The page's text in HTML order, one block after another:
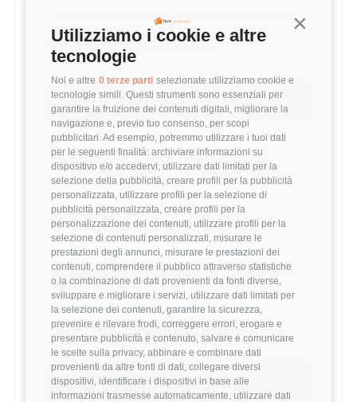
Continua
Utilizziamo i cookie e altre
tecnologie
Noi e altre 0 terze parti selezionate utilizziamo cookie e
tecnologie simili. Questi strumenti sono essenziali per
garantire la fruizione dei contenuti digitali, migliorare la
navigazione e, previo tuo consenso, per scopi
pubblicitari. Ad esempio, potremmo utilizzare i tuoi dati
per le seguenti finalità: archiviare informazioni su
dispositivo e/o accedervi, utilizzare dati limitati per la
selezione della pubblicità, creare profili per la pubblicità
personalizzata, utilizzare profili per la selezione di
pubblicità personalizzata, creare profili per la
personalizzazione dei contenuti, utilizzare profili per la
selezione di contenuti personalizzati, misurare le
prestazioni degli annunci, misurare le prestazioni dei
contenuti, comprendere il pubblico attraverso statistiche
o la combinazione di dati provenienti da fonti diverse,
sviluppare e migliorare i servizi, utilizzare dati limitati per
la selezione dei contenuti, garantire la sicurezza,
prevenire e rilevare frodi, correggere errori, erogare e
presentare pubblicità e contenuto, salvare e comunicare
le scelte sulla privacy, abbinare e combinare dati
provenienti da altre fonti di dati, collegare diversi
dispositivi, identificare i dispositivi in base alle
informazioni trasmesse automaticamente, utilizzare dati
MEDIA CLOUD ENGINEER (7-9 ANNI)
51,488 €
Questo stipendio è al 51° percentile
+0.99% rispetto alla media
Statistiche
Campione
243 stipendi
Esperienza
7-9 anni
Vuoi comparare il tuo